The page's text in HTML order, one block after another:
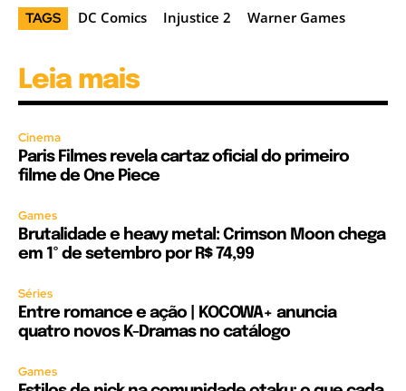
TAGS DC Comics Injustice 2 Warner Games
Leia mais
Cinema
Paris Filmes revela cartaz oficial do primeiro
filme de One Piece
Games
Brutalidade e heavy metal: Crimson Moon chega
em 1º de setembro por R$ 74,99
Séries
Entre romance e ação | KOCOWA+ anuncia
quatro novos K-Dramas no catálogo
Games